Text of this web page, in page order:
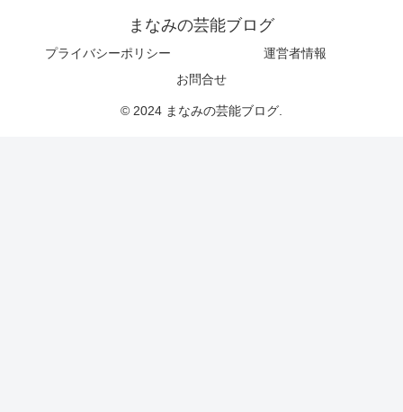
まなみの芸能ブログ
プライバシーポリシー
運営者情報
お問合せ
© 2024 まなみの芸能ブログ.